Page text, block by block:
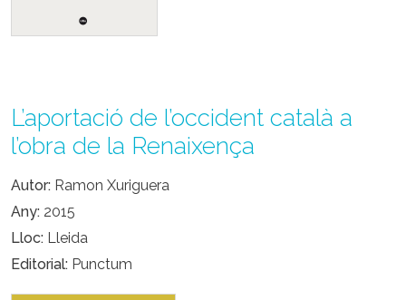
L’aportació de l’occident català a
l’obra de la Renaixença
Autor Ramon Xuriguera
Any 2015
Lloc Lleida
Editorial Punctum